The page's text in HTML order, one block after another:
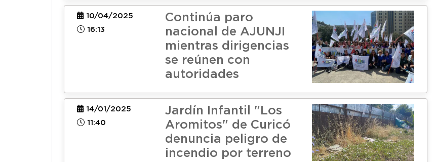
10/04/2025
16:13
Continúa paro
nacional de AJUNJI
mientras dirigencias
se reúnen con
autoridades
14/01/2025
11:40
Jardín Infantil "Los
Aromitos" de Curicó
denuncia peligro de
incendio por terreno